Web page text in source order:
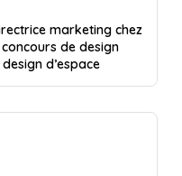
marketing chez
concours de design
d’espace